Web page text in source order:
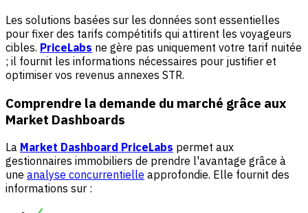
Les solutions basées sur les données sont essentielles
pour fixer des tarifs compétitifs qui attirent les voyageurs
cibles. PriceLabs ne gère pas uniquement votre tarif nuitée
; il fournit les informations nécessaires pour justifier et
optimiser vos revenus annexes STR.
Comprendre la demande du marché grâce aux
Market Dashboards
La Market Dashboard PriceLabs permet aux
gestionnaires immobiliers de prendre l'avantage grâce à
une analyse concurrentielle approfondie. Elle fournit des
informations sur :